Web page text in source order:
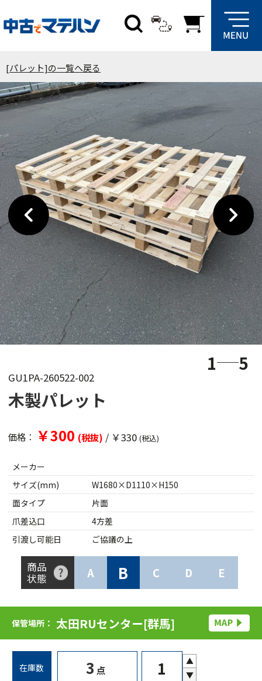
[パレット]の一覧へ戻る
1 5
GU1PA-260522-002
木製パレット
価格： ￥300 (税抜) / ￥330 (税込)
メーカー
サイズ(mm)
W1680×D1110×H150
面タイプ
片面
爪差込口
4方差
引渡し可能日
ご協議の上
商品
状態
A B C D E
保管場所： 太田RUセンター[群馬]
在庫数 3 点
▲
▼